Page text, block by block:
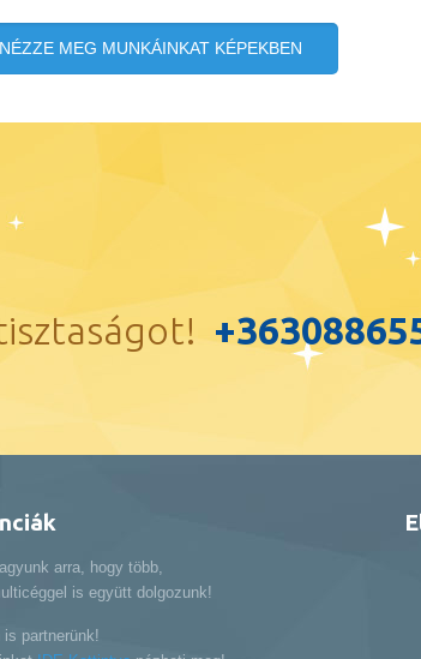
NÉZZE MEG MUNKÁINKAT KÉPEKBEN
arra, hogy több,
is együtt dolgozunk!
is partnerünk!